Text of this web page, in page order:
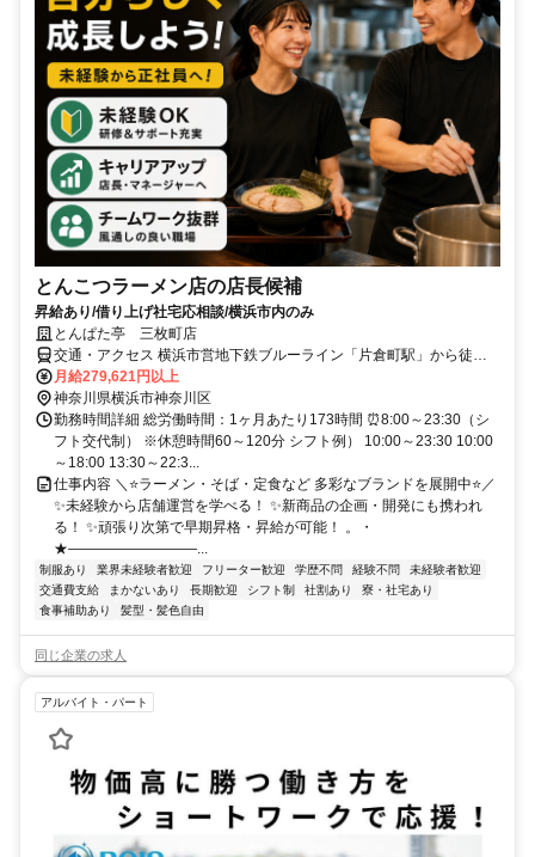
とんこつラーメン店の店長候補
昇給あり/借り上げ社宅応相談/横浜市内のみ
とんぱた亭 三枚町店
交通・アクセス 横浜市営地下鉄ブルーライン「片倉町駅」から徒歩
15分、または各線「新横浜駅」よりバス129系統「港神境」下車スグ
★バイク通勤OK
月給279,621円以上
神奈川県横浜市神奈川区
勤務時間詳細 総労働時間：1ヶ月あたり173時間 ⏰8:00～23:30（シ
フト交代制） ※休憩時間60～120分 シフト例） 10:00～23:30 10:00
～18:00 13:30～22:3...
仕事内容 ＼⭐ラーメン・そば・定食など 多彩なブランドを展開中⭐／
✨未経験から店舗運営を学べる！ ✨新商品の企画・開発にも携われ
る！ ✨頑張り次第で早期昇格・昇給が可能！ 。・
★―――――――――...
制服あり 業界未経験者歓迎 フリーター歓迎 学歴不問 経験不問
未経験者歓迎
交通費支給
まかないあり 長期歓迎 シフト制 社割あり
寮・社宅あり
食事補助あり
髪型・髪色自由
同じ企業の求人
アルバイト・パート